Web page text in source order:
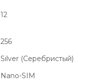
12
256
Silver (Серебристый)
Nano-SIM